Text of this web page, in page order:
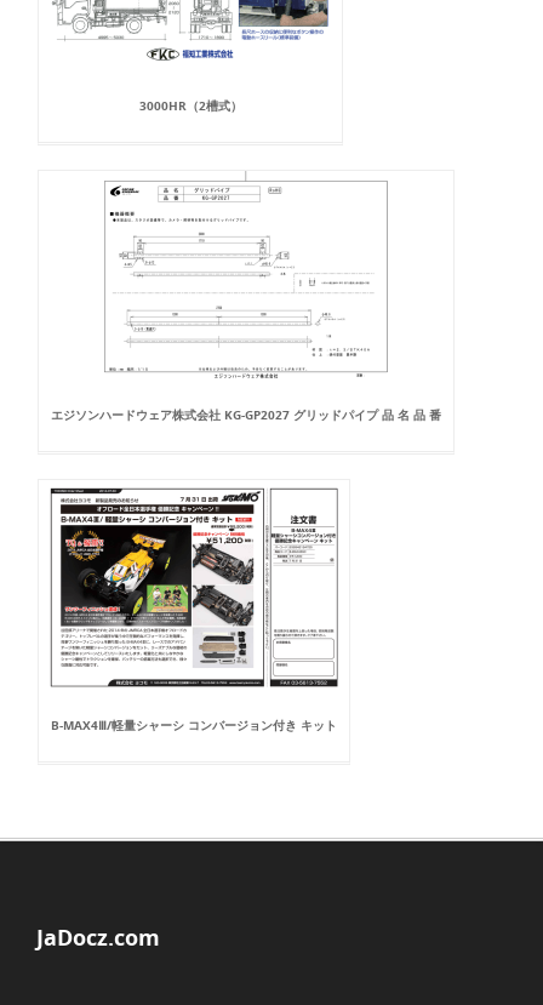
3000HR（2槽式）
エジソンハードウェア株式会社 KG-GP2027 グリッドパイプ 品 名 品 番
B-MAX4Ⅲ/軽量シャーシ コンバージョン付き キット
JaDocz.com